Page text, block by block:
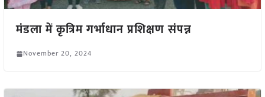
मंडला में कृत्रिम गर्भाधान प्रशिक्षण संपन्न
November 20, 2024